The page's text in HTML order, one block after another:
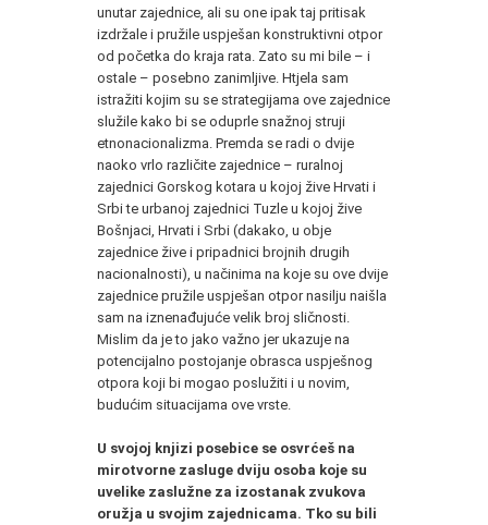
unutar zajednice, ali su one ipak taj pritisak
izdržale i pružile uspješan konstruktivni otpor
od početka do kraja rata. Zato su mi bile – i
ostale – posebno zanimljive. Htjela sam
istražiti kojim su se strategijama ove zajednice
služile kako bi se oduprle snažnoj struji
etnonacionalizma. Premda se radi o dvije
naoko vrlo različite zajednice – ruralnoj
zajednici Gorskog kotara u kojoj žive Hrvati i
Srbi te urbanoj zajednici Tuzle u kojoj žive
Bošnjaci, Hrvati i Srbi (dakako, u obje
zajednice žive i pripadnici brojnih drugih
nacionalnosti), u načinima na koje su ove dvije
zajednice pružile uspješan otpor nasilju naišla
sam na iznenađujuće velik broj sličnosti.
Mislim da je to jako važno jer ukazuje na
potencijalno postojanje obrasca uspješnog
otpora koji bi mogao poslužiti i u novim,
budućim situacijama ove vrste.
U svojoj knjizi posebice se osvrćeš na
mirotvorne zasluge dviju osoba koje su
uvelike zaslužne za izostanak zvukova
oružja u svojim zajednicama. Tko su bili